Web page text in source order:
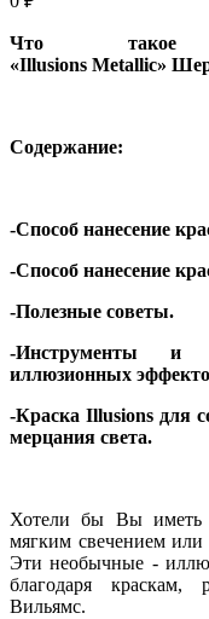
Что такое
«Illusions Metallic»
Содержание:
-Способ нанесение
-Способ нанесение
-Полезные советы.
-Инструменты и
иллюзионных
-Краска Illusions для
мерцания света.
Хотели бы Вы иметь
мягким свечением
Эти необычные -
благодаря краскам,
Вильямс.